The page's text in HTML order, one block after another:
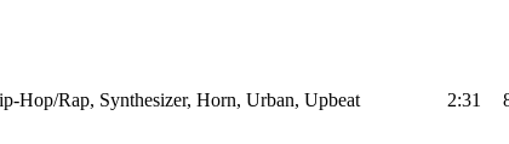
Hop/Rap, Synthesizer, Horn, Urban, Upbeat 2:31